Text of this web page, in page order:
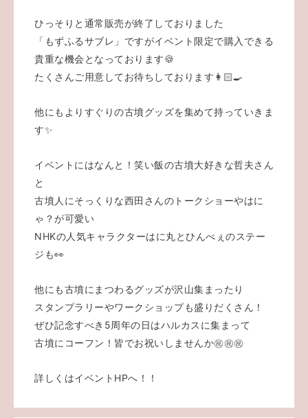
ひっそりと通常販売が終了しておりました
「もずふるサブレ」ですがイベント限定で購入できる
貴重な機会となっております🍪
たくさんご用意してお待ちしております👩🏻‍🍳
他にもよりすぐりの古墳グッズを集めて持っていきま
す✨
イベントにはなんと！笑い飯の古墳大好きな哲夫さん
と
古墳人にそっくりな西田さんのトークショーやはに
ゃ？が可愛い
NHKの人気キャラクターはに丸とひんべぇのステー
ジも👀
他にも古墳にまつわるグッズが沢山集まったり
スタンプラリーやワークショップも盛りだくさん！
ぜひ記念すべき5周年の日はハルカスに集まって
古墳にコーフン！皆でお祝いしませんか㊗️㊗️㊗️
詳しくはイベントHPへ！！